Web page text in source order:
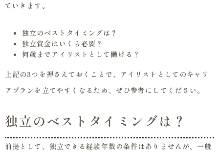
ていきます。
独立のベストタイミングは？
独立資金はいくら必要？
何歳までアイリストとして働ける？
上記の3つを押さえておくことで、アイリストとしてのキャリ
アプランを立てやすくなるため、ぜひ参考にしてください。
独立のベストタイミングは？
前提として、独立できる経験年数の条件はありませんが、 一般